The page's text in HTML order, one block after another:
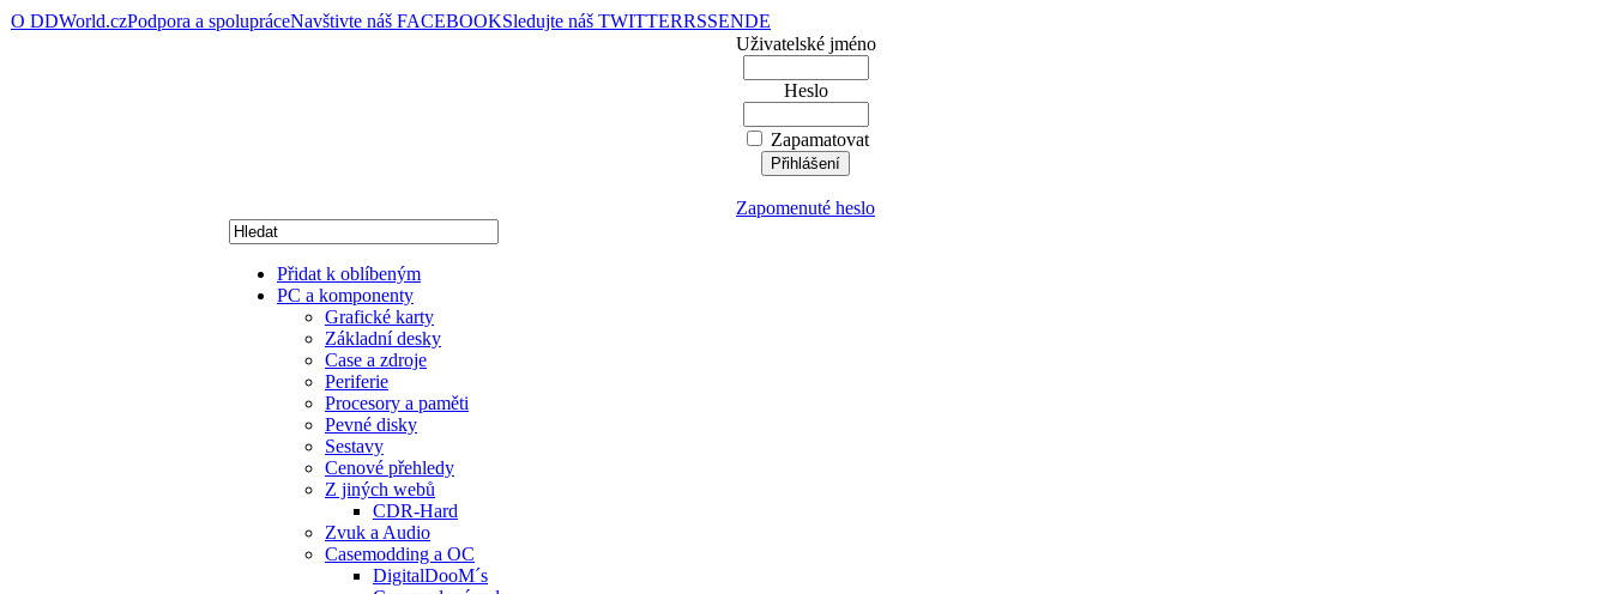
O DDWorld.czPodpora a spolupráceNavštivte náš FACEBOOKSledujte náš TWITTERRSSENDE
Uživatelské jméno
Heslo
Zapamatovat
Zapomenuté heslo
Přidat k oblíbeným
PC a komponenty
Grafické karty
Základní desky
Case a zdroje
Periferie
Procesory a paměti
Pevné disky
Sestavy
Cenové přehledy
Z jiných webů
CDR-Hard
Zvuk a Audio
Casemodding a OC
DigitalDooM´s